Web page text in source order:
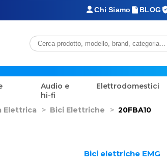
Chi Siamo BLOG
Audio e
hi-fi
Elettrodomestici
Elettrica > Bici Elettriche > 20FBA10
Bici elettriche EMG